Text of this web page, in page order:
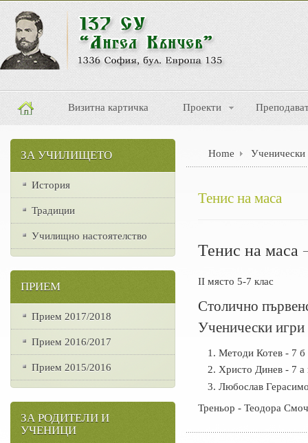
Визитна картичка Проекти
Home Ученически
Тенис на маса
Тенис на маса
II място 5-7 клас
Столично
Ученически
Методи Котев - 7 б
Христо Динев - 7 а
Любослав
Треньор - Теодора
ЗА УЧИЛИЩЕТО
История
Традиции
Училищно настоятелство
ПРИЕМ
Прием 2017/2018
Прием 2016/2017
Прием 2015/2016
ЗА РОДИТЕЛИ И
УЧЕНИЦИ